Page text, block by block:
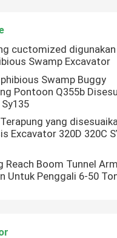
cuctomized
Swamp Excavator
Swamp Buggy
Pontoon Q355b
yang
Excavator 320D 320C
Reach Boom Tunnel
Untuk Penggali 6-50